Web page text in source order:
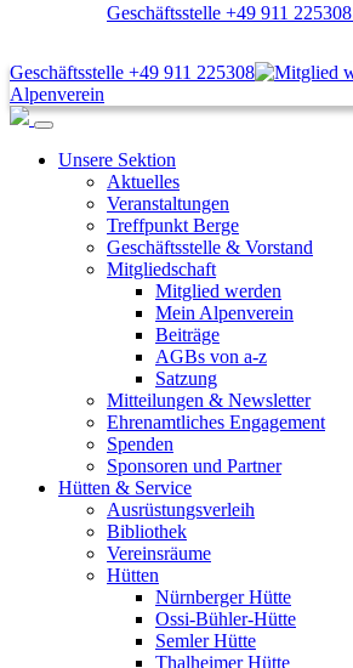
Geschäftsstelle +49 911 225308
Geschäftsstelle +49 911 225308
Alpenverein
Unsere Sektion
Aktuelles
Veranstaltungen
Treffpunkt Berge
Geschäftsstelle & Vorstand
Mitgliedschaft
Mitglied werden
Mein Alpenverein
Beiträge
AGBs von a-z
Satzung
Mitteilungen & Newsletter
Ehrenamtliches Engagement
Spenden
Sponsoren und Partner
Hütten & Service
Ausrüstungsverleih
Bibliothek
Vereinsräume
Hütten
Nürnberger Hütte
Ossi-Bühler-Hütte
Semler Hütte
Thalheimer Hütte